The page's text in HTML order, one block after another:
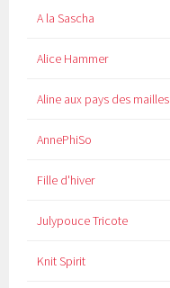
A la Sascha
Alice Hammer
Aline aux pays des mailles
AnnePhiSo
Fille d'hiver
Julypouce Tricote
Knit Spirit